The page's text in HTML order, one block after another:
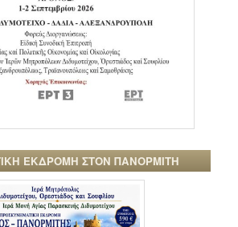
ΕΚΔΡΟΜΗ ΣΤΟΝ ΠΑΝΟΡΜΙΤΗ